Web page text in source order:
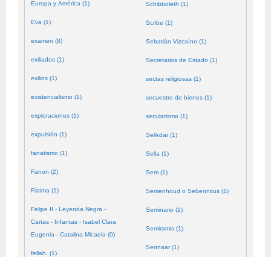
Europa y América (1)
Eva (1)
examen (8)
exiliados (1)
exilios (1)
existencialismo (1)
exploraciones (1)
expulsión (1)
fanatismo (1)
Fanon (2)
Fátima (1)
Felipe II - Leyenda Negra -
Cartas - Infantas - Isabel Clara
Eugenia - Catalina Micaela (0)
fellah. (1)
Schibboleth (1)
Scribe (1)
Sebatián Vizcaíno (1)
Secretarios de Estado (1)
sectas religiosas (1)
secuestro de bienes (1)
secularismo (1)
Selikdar (1)
Sella (1)
Sem (1)
Semenhoud o Sebennitus (1)
Seminario (1)
Semiramis (1)
Sennaar (1)